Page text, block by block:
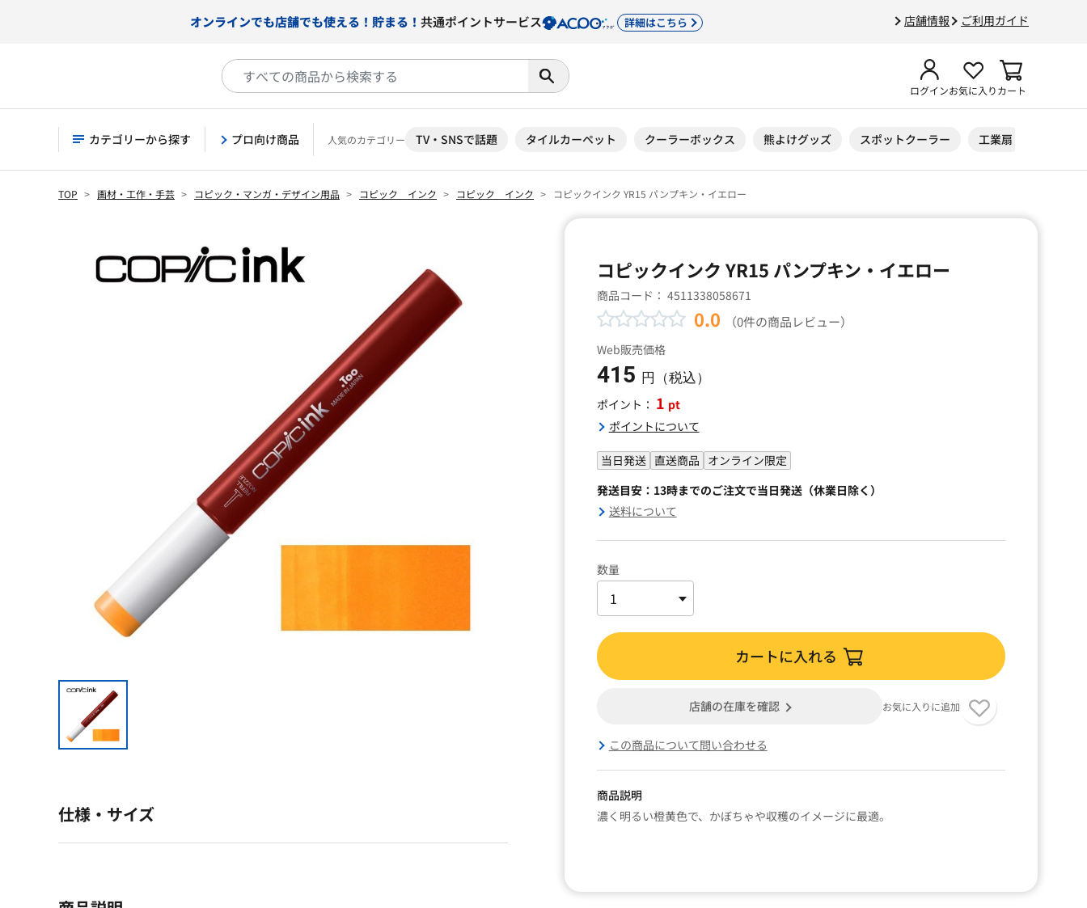
店舗情報 ご利用ガイド
オンラインでも店舗でも使える！貯まる！ 共通ポイントサービス 詳細はこちら
ログインお気に入りカート
カテゴリーから探す プロ向け商品 人気のカテゴリー TV・SNSで話題 タイルカーペット クーラーボックス 熊よけグッズ スポットクーラー 工業扇
TOP 画材・工作・手芸 コピック・マンガ・デザイン用品 コピック インク コピック インク コピックインク YR15 パンプキン・イエロー
コピックインク YR15 パンプキン・イエロー
商品コード： 4511338058671
0.0 （0件の商品レビュー）
Web販売価格
415 円（税込）
ポイント： 1 pt
ポイントについて
当日発送 直送商品 オンライン限定
発送目安：13時までのご注文で当日発送（休業日除く）
送料について
数量
カートに入れる
店舗の在庫を確認 お気に入りに追加
この商品について問い合わせる
商品説明
濃く明るい橙黄色で、かぼちゃや収穫のイメージに最適。
仕様・サイズ